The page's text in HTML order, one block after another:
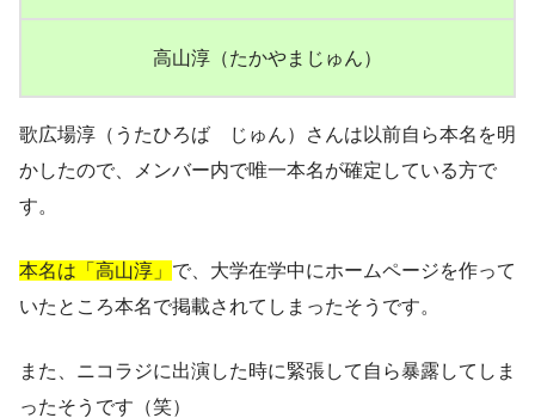
高山淳（たかやまじゅん）
歌広場淳（うたひろば じゅん）さんは以前自ら本名を明
かしたので、メンバー内で唯一本名が確定している方で
す。
本名は「高山淳」 で、大学在学中にホームページを作って
いたところ本名で掲載されてしまったそうです。
また、ニコラジに出演した時に緊張して自ら暴露してしま
ったそうです（笑）